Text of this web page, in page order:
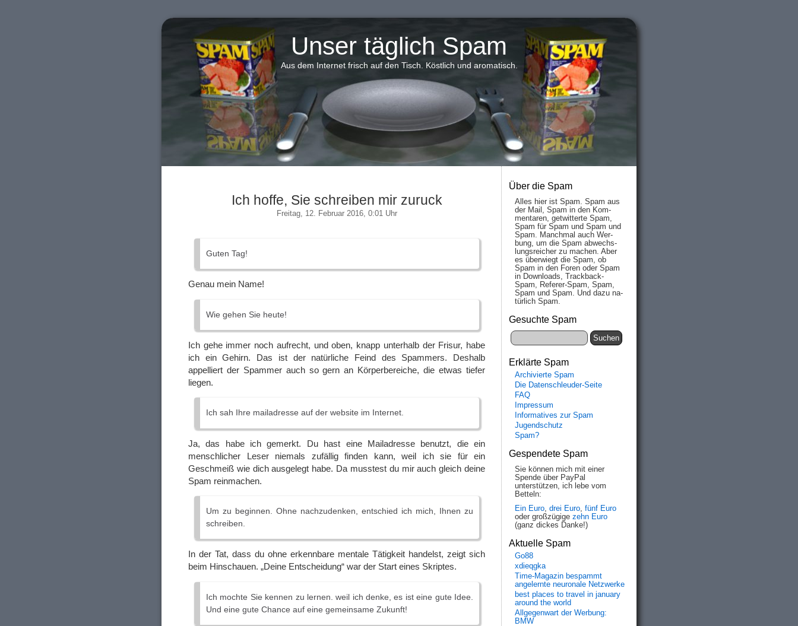
Unser täglich Spam
Aus dem Internet frisch auf den Tisch. Köstlich und aromatisch.
Ich hoffe, Sie schreiben mir zuruck
Freitag, 12. Februar 2016, 0:01 Uhr
Guten Tag!
Genau mein Name!
Wie gehen Sie heute!
Ich gehe immer noch aufrecht, und oben, knapp unterhalb der Frisur, habe
ich ein Gehirn. Das ist der natürliche Feind des Spammers. Deshalb
appelliert der Spammer auch so gern an Körperbereiche, die etwas tiefer
liegen.
Ich sah Ihre mailadresse auf der website im Internet.
Ja, das habe ich gemerkt. Du hast eine Mailadresse benutzt, die ein
menschlicher Leser niemals zufällig finden kann, weil ich sie für ein
Geschmeiß wie dich ausgelegt habe. Da musstest du mir auch gleich deine
Spam reinmachen.
Um zu beginnen. Ohne nachzudenken, entschied ich mich, Ihnen zu
schreiben.
In der Tat, dass du ohne erkennbare mentale Tätigkeit handelst, zeigt sich
beim Hinschauen. „Deine Entscheidung“ war der Start eines Skriptes.
Ich mochte Sie kennen zu lernen. weil ich denke, es ist eine gute Idee.
Und eine gute Chance auf eine gemeinsame Zukunft!
Über die Spam
Alles hier ist Spam. Spam aus
der Mail, Spam in den Kom­
men­taren, ge­twit­ter­te Spam,
Spam für Spam und Spam und
Spam. Manch­mal auch Wer­
bung, um die Spam ab­wechs­
lungs­reich­er zu mach­en. Aber
es über­wiegt die Spam, ob
Spam in den Fo­ren oder Spam
in Down­loads, Track­back-
Spam, Re­fe­rer-Spam, Spam,
Spam und Spam. Und da­zu na­
tür­lich Spam.
Gesuchte Spam
Erklärte Spam
Archivierte Spam
Die Datenschleuder-Seite
FAQ
Impressum
Informatives zur Spam
Jugendschutz
Spam?
Gespendete Spam
Sie können mich mit einer
Spende über PayPal
unterstützen, ich lebe vom
Betteln:
Ein Euro, drei Euro, fünf Euro
oder großzügige zehn Euro
(ganz dickes Danke!)
Aktuelle Spam
Go88
xdieqgka
Time-Magazin bespammt
angelernte neuronale Netzwerke
best places to travel in january
around the world
Allgegenwart der Werbung:
BMW